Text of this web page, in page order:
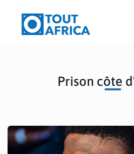
Prison côte